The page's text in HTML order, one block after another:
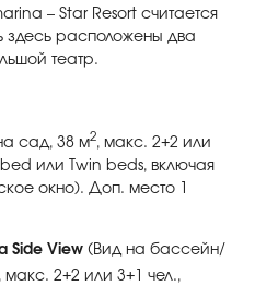
– Star Resort считается
здесь расположены два
театр.
сад, 38 м2, макс. 2+2 или
или Twin beds, включая
окно). Доп. место 1
Side View (Вид на бассейн/
, макс. 2+2 или 3+1 чел.,